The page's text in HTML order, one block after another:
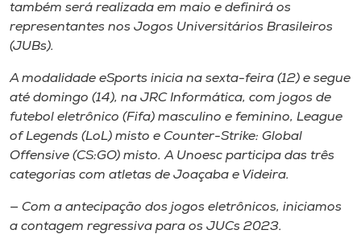
Selecione
A+
A-
também será realizada em maio e definirá os
representantes nos Jogos Universitários Brasileiros
(JUBs).
A modalidade eSports inicia na sexta-feira (12) e segue
até domingo (14), na JRC Informática, com jogos de
futebol eletrônico (Fifa) masculino e feminino, League
of Legends (LoL) misto e Counter-Strike: Global
Offensive (CS:GO) misto. A Unoesc participa das três
categorias com atletas de Joaçaba e Videira.
— Com a antecipação dos jogos eletrônicos, iniciamos
a contagem regressiva para os JUCs 2023.